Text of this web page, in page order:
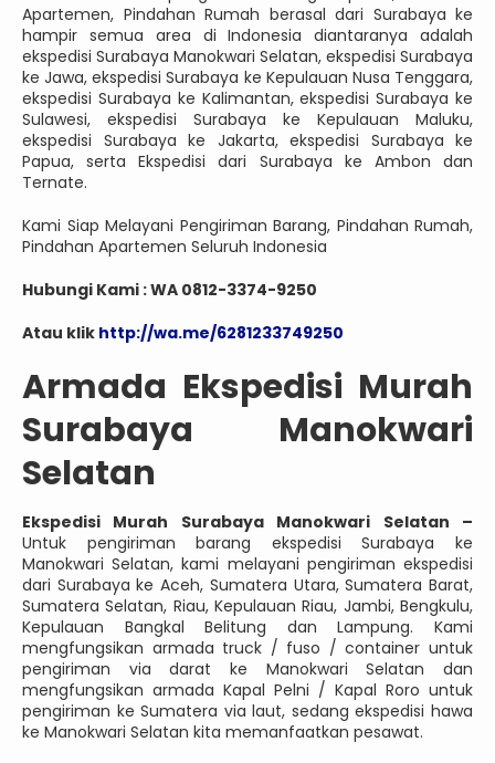
Apartemen, Pindahan Rumah berasal dari Surabaya ke
hampir semua area di Indonesia diantaranya adalah
ekspedisi Surabaya Manokwari Selatan, ekspedisi Surabaya
ke Jawa, ekspedisi Surabaya ke Kepulauan Nusa Tenggara,
ekspedisi Surabaya ke Kalimantan, ekspedisi Surabaya ke
Sulawesi, ekspedisi Surabaya ke Kepulauan Maluku,
ekspedisi Surabaya ke Jakarta, ekspedisi Surabaya ke
Papua, serta Ekspedisi dari Surabaya ke Ambon dan
Ternate.
Kami Siap Melayani Pengiriman Barang, Pindahan Rumah,
Pindahan Apartemen Seluruh Indonesia
Hubungi Kami : WA 0812-3374-9250
Atau klik http://wa.me/6281233749250
Armada Ekspedisi Murah
Surabaya Manokwari
Selatan
Ekspedisi Murah Surabaya Manokwari Selatan –
Untuk pengiriman barang ekspedisi Surabaya ke
Manokwari Selatan, kami melayani pengiriman ekspedisi
dari Surabaya ke Aceh, Sumatera Utara, Sumatera Barat,
Sumatera Selatan, Riau, Kepulauan Riau, Jambi, Bengkulu,
Kepulauan Bangkal Belitung dan Lampung. Kami
mengfungsikan armada truck / fuso / container untuk
pengiriman via darat ke Manokwari Selatan dan
mengfungsikan armada Kapal Pelni / Kapal Roro untuk
pengiriman ke Sumatera via laut, sedang ekspedisi hawa
ke Manokwari Selatan kita memanfaatkan pesawat.